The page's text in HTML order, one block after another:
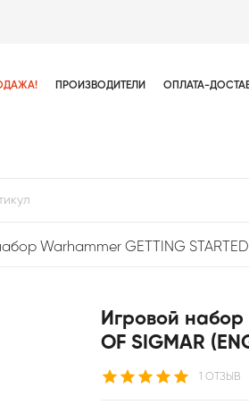
ПРОИЗВОДИТЕЛИ ОПЛАТА-
Warhammer GETTING
Игровой набор
OF SIGMAR
1 ОТЗЫВ